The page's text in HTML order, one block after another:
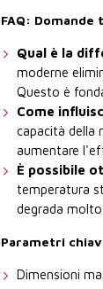
FAQ: Domande
Qual è la
moderne
Questo è
Come
capacità della
aumentare
È possibile
temperatura
degrada
Parametri
Dimensioni